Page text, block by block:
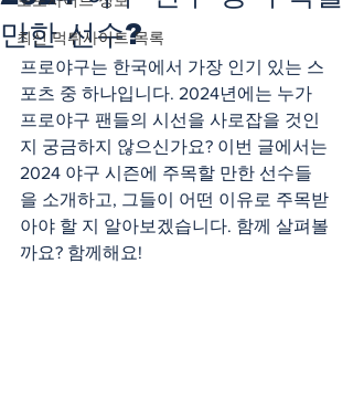
최신 먹튀사이트 목록
만한 선수?
프로야구는 한국에서 가장 인기 있는 스
포츠 중 하나입니다. 2024년에는 누가
프로야구 팬들의 시선을 사로잡을 것인
지 궁금하지 않으신가요? 이번 글에서는
2024 야구 시즌에 주목할 만한 선수들
을 소개하고, 그들이 어떤 이유로 주목받
아야 할 지 알아보겠습니다. 함께 살펴볼
까요? 함께해요!